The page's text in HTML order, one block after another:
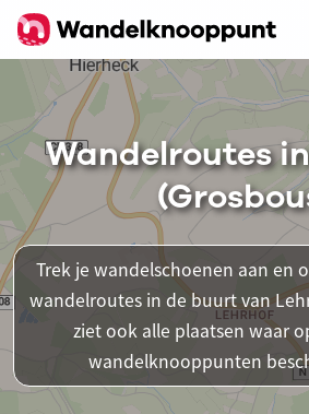
Wandelroutes
Trek je wandelschoenen aan en
wandelroutes in de buurt van
ziet ook alle plaatsen waar
wandelknooppunten